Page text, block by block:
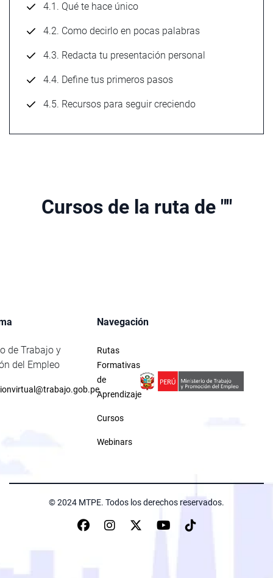
4.1. Qué te hace único
4.2. Como decirlo en pocas palabras
4.3. Redacta tu presentación personal
4.4. Define tus primeros pasos
4.5. Recursos para seguir creciendo
Cursos de la ruta de ""
de Trabajo y
del Empleo
Navegación
Rutas
Formativas
de
Aprendizaje
Cursos
Webinars
© 2024 MTPE. Todos los derechos reservados.